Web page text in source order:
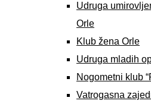
Udruga
Orle
Klub žena Orle
Udruga mladih
Nogometni klub
Vatrogasna